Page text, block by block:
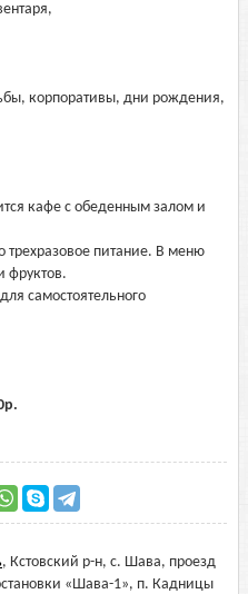
корпоративы, дни рождения,
кафе с обеденным залом и
трехразовое питание. В меню
фруктов.
самостоятельного
р.
, Кстовский р-н, с. Шава, проезд
«Шава-1», п. Кадницы